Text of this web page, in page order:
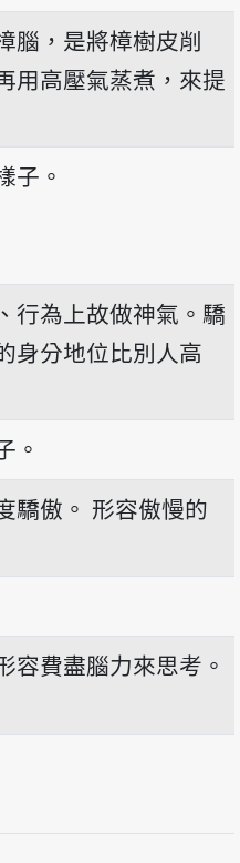
腦，是將樟樹皮削
用高壓氣蒸煮，來提
子。
行為上故做神氣。驕
身分地位比別人高
。
驕傲。 形容傲慢的
容費盡腦力來思考。